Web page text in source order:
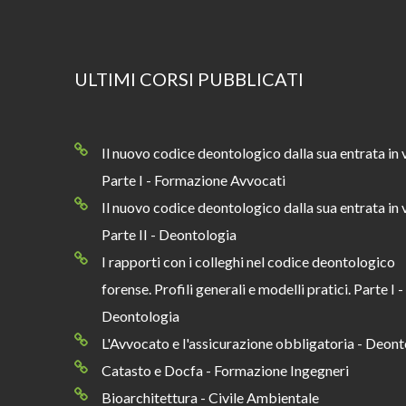
ULTIMI CORSI PUBBLICATI
Il nuovo codice deontologico dalla sua entrata in
Parte I - Formazione Avvocati
Il nuovo codice deontologico dalla sua entrata in
Parte II - Deontologia
I rapporti con i colleghi nel codice deontologico
forense. Profili generali e modelli pratici. Parte I -
Deontologia
L'Avvocato e l'assicurazione obbligatoria -
Catasto e Docfa - Formazione Ingegneri
Bioarchitettura - Civile Ambientale